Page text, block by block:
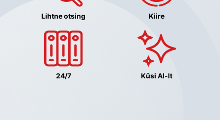
Lihtne otsing Kiire
24/7 Küsi AI-lt